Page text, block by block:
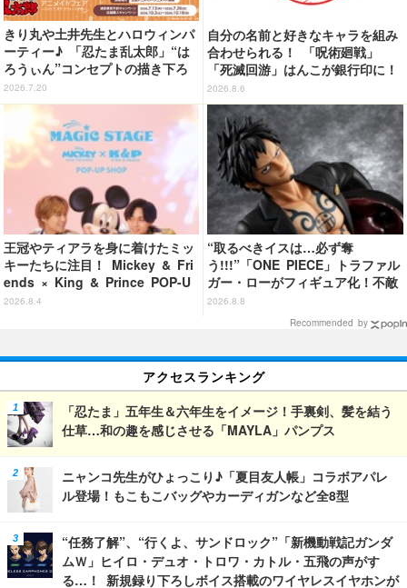
きり丸や土井先生とハロウィンパ
ーティー♪ 「忍たま乱太郎」“は
ろうぃん”コンセプトの描き下ろ
しイラスト使用！全国アニメイト
にてフェア開催
2026.7.20
自分の名前と好きなキャラを組み
合わせられる！ 「呪術廻戦」
「死滅回游」はんこが銀行印に！
虎杖悠仁、乙骨憂太ら16キャラ追
加で全104種
2026.8.6
王冠やティアラを身に着けたミッ
キーたちに注目！ Mickey & Fri
ends × King & Prince POP-U
P SHOP「MAGIC STAGE」に新
2026.8.4
“取るべきイスは…必ず奪
う!!!”「ONE PIECE」トラファル
ガー・ローがフィギュア化！不敵
な笑みを浮かべた表情に注目
2026.8.8
Recommended by
アクセスランキング
「忍たま」五年生＆六年生をイメージ！手裏剣、髪を結う
仕草…和の趣を感じさせる「MAYLA」パンプス
ニャンコ先生がひょっこり♪「夏目友人帳」コラボアパレ
ル登場！もこもこバッグやカーディガンなど全8型
“任務了解”、“行くよ、サンドロック”「新機動戦記ガンダ
ムＷ」ヒイロ・デュオ・トロワ・カトル・五飛の声がす
る…！ 新規録り下ろしボイス搭載のワイヤレスイヤホンが